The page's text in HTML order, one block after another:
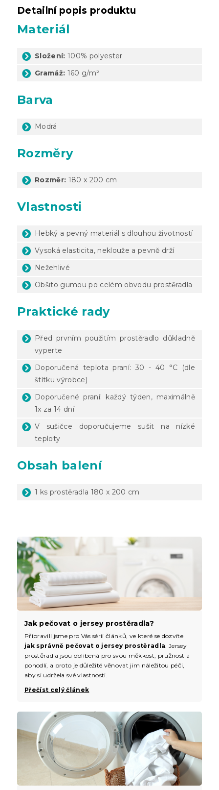
Detailní popis produktu
Materiál
Složení: 100% polyester
Gramáž: 160 g/m²
Barva
Modrá
Rozměry
Rozměr: 180 x 200 cm
Vlastnosti
Hebký a pevný materiál s dlouhou životností
Vysoká elasticita, neklouže a pevně drží
Nežehlivé
Obšito gumou po celém obvodu prostěradla
Praktické rady
Před prvním použitím prostěradlo důkladně
vyperte
Doporučená teplota praní: 30 - 40 °C (dle
štítku výrobce)
Doporučené praní: každý týden, maximálně
1x za 14 dní
V sušičce doporučujeme sušit na nízké
teploty
Obsah balení
1 ks prostěradla 180 x 200 cm
Jak pečovat o jersey prostěradla?
Připravili jsme pro Vás sérii článků, ve které se dozvíte
jak správně pečovat o jersey prostěradla . Jersey
prostěradla jsou oblíbená pro svou měkkost, pružnost a
pohodlí, a proto je důležité věnovat jim náležitou péči,
aby si udržela své vlastnosti.
Přečíst celý článek